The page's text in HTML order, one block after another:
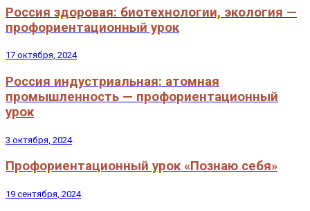
Россия здоровая: биотехнологии, экология —
профориентационный урок
17 октября, 2024
Россия индустриальная: атомная
промышленность — профориентационный
урок
3 октября, 2024
Профориентационный урок «Познаю себя»
19 сентября, 2024